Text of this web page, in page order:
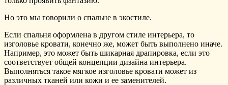
Но это мы говорили о спальне в экостиле.
Если спальня оформлена в другом стиле интерьера, то
изголовье кровати, конечно же, может быть выполнено иначе.
Например, это может быть шикарная драпировка, если это
соответствует общей концепции дизайна интерьера.
Выполняться такое мягкое изголовье кровати может из
различных тканей или кожи и ее заменителей.